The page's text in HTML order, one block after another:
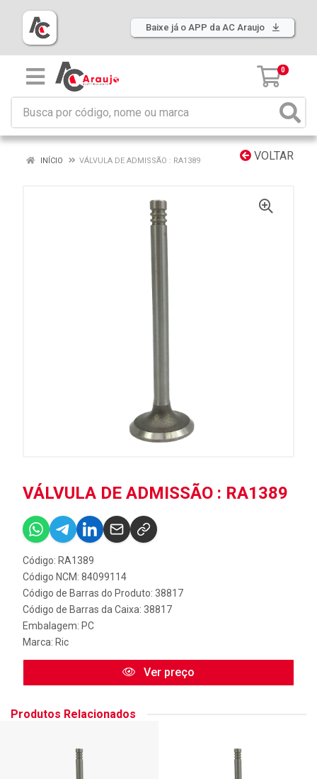
Baixe já o APP da AC Araujo
0
VOLTAR
INÍCIO VÁLVULA DE ADMISSÃO : RA1389
VÁLVULA DE ADMISSÃO : RA1389
Código: RA1389
Código NCM: 84099114
Código de Barras do Produto: 38817
Código de Barras da Caixa: 38817
Embalagem: PC
Marca: Ric
Ver preço
Produtos Relacionados